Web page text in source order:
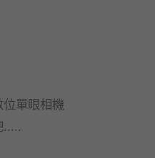
單眼相機
.....